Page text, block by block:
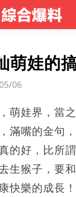
萌娃的
06
萌娃界，當
滿嘴的金句
的好，比所
生猴子，要
快樂的成長！